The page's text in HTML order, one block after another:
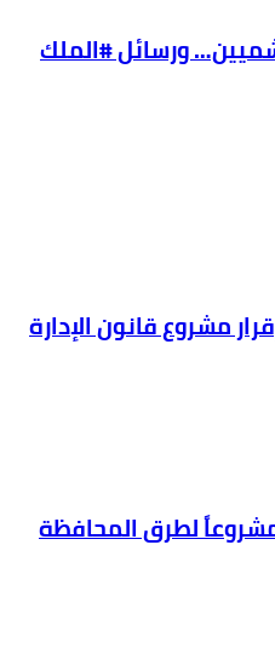
ورسائل #الملك
مشروع قانون الإدارة
المفرق” تنفذ 23 مشروعاً لطرق المحافظة